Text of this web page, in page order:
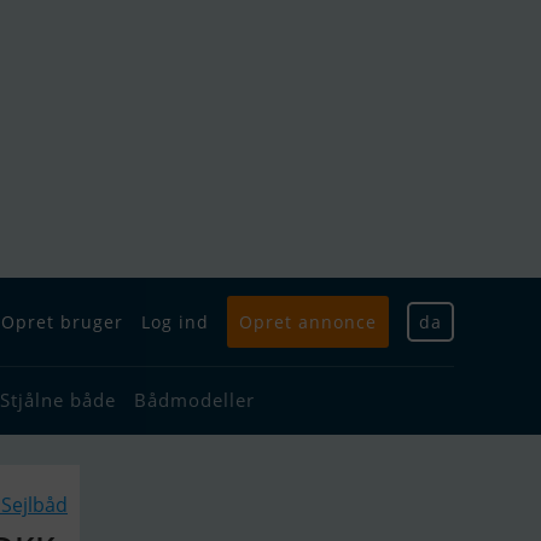
Opret bruger Log ind Opret annonce da
Stjålne både Bådmodeller
Sejlbåd